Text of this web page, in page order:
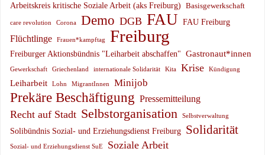
Arbeitskreis kritische Soziale Arbeit (aks Freiburg) Basisgewerkschaft
care revolution Corona Demo DGB FAU FAU Freiburg
Flüchtlinge Frauen*kampftag Freiburg
Freiburger Aktionsbündnis "Leiharbeit abschaffen" Gastronaut*innen
Gewerkschaft Griechenland internationale Solidarität Kita Krise Kündigung
Leiharbeit Lohn MigrantInnen Minijob
Prekäre Beschäftigung Pressemitteilung
Recht auf Stadt Selbstorganisation Selbstverwaltung
Solibündnis Sozial- und Erziehungsdienst Freiburg Solidarität
Sozial- und Erziehungsdienst SuE Soziale Arbeit